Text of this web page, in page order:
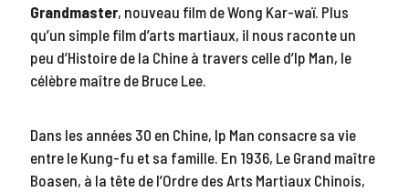
Grandmaster, nouveau film de Wong Kar-waï. Plus
qu’un simple film d’arts martiaux, il nous raconte un
peu d’Histoire de la Chine à travers celle d’Ip Man, le
célèbre maître de Bruce Lee.
Dans les années 30 en Chine, Ip Man consacre sa vie
entre le Kung-fu et sa famille. En 1936, Le Grand maître
Boasen, à la tête de l’Ordre des Arts Martiaux Chinois,